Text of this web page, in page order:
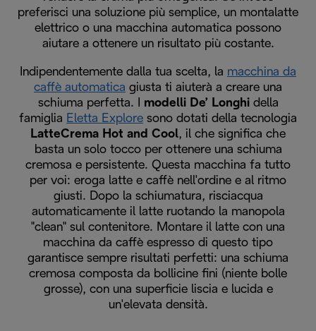
preferisci una soluzione più semplice, un montalatte
elettrico o una macchina automatica possono
aiutare a ottenere un risultato più costante.
Indipendentemente dalla tua scelta, la macchina da
caffè automatica giusta ti aiuterà a creare una
schiuma perfetta. I modelli De’ Longhidella
famiglia Eletta Explore sono dotati della tecnologia
LatteCrema Hot and Cool, il che significa che
basta un solo tocco per ottenere una schiuma
cremosa e persistente. Questa macchina fa tutto
per voi: eroga latte e caffè nell'ordine e al ritmo
giusti. Dopo la schiumatura, risciacqua
automaticamente il latte ruotando la manopola
"clean" sul contenitore. Montare il latte con una
macchina da caffè espresso di questo tipo
garantisce sempre risultati perfetti: una schiuma
cremosa composta da bollicine fini (niente bolle
grosse), con una superficie liscia e lucida e
un'elevata densità.